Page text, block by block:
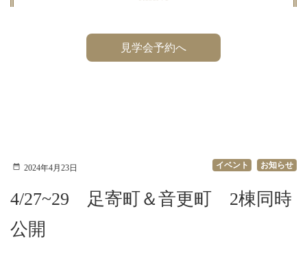
見学会予約へ
2024年4月23日 お知らせ
イベント
4/27~29 足寄町＆音更町 2棟同時
公開